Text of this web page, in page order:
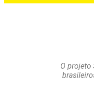
O projeto